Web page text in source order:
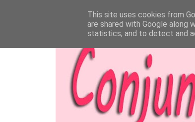
This site uses cookies from
are shared with Google along
statistics, and to detect and